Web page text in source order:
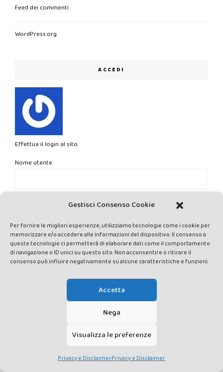
Gestisci Consenso Cookie
Per fornire le migliori esperienze, utilizziamo tecnologie come i cookie per
memorizzare e/o accedere alle informazioni del dispositivo. Il consenso a
queste tecnologie ci permetterà di elaborare dati come il comportamento
di navigazione o ID unici su questo sito. Non acconsentire o ritirare il
consenso può influire negativamente su alcune caratteristiche e funzioni.
Accetta
Nega
Visualizza le preferenze
Privacy e DisclaimerPrivacy e Disclaimer
Feed dei commenti
WordPress.org
ACCEDI
Effettua il login al sito.
Nome utente
Ricordami